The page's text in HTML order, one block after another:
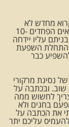
מחדש לא
נמאס למרקורי הזה לסוג כל פעם מחדש ו,שוב באים הפחדים 10-
עליו יידחה
התחלת השפעת
ב-17.9 ותתחיל להשפיע כבר
נסיגת מרקורי
שוב. ובכתבה על
לחשוש ממה
הפעם בחגים ולא
את הכתבה על
עליכם יתר